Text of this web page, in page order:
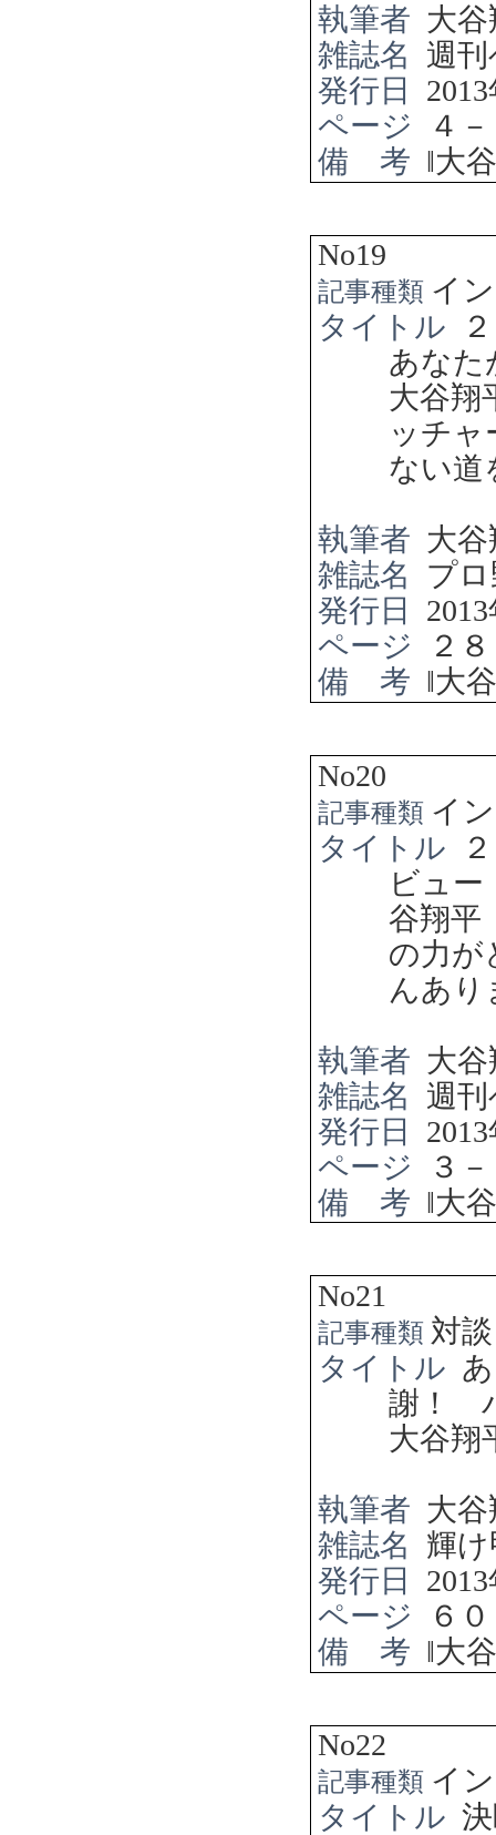
執筆者 大
雑誌名
週
発行日
2013
ページ
４
備 考 ‖大
No19
記事種類 イ
タイトル
あな
大谷
ッチャ
ない道
執筆者 大
雑誌名
プ
発行日
2013
ページ
２
備 考 ‖大
No20
記事種類 イ
タイトル
ビュ
谷翔平
の力が
んあり
執筆者 大
雑誌名
週
発行日
2013
ページ
３
備 考 ‖大
No21
記事種類 対談
タイトル
謝！
大谷
執筆者 大
雑誌名
輝
発行日
2013
ページ
６
備 考 ‖大
No22
記事種類 イ
タイトル